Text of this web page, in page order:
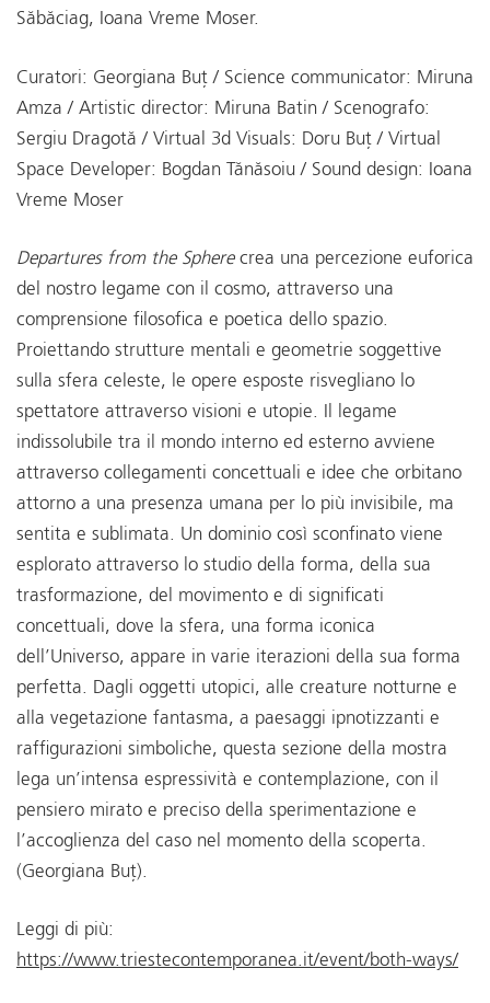
Săbăciag, Ioana Vreme Moser.
Curatori: Georgiana Buț / Science communicator: Miruna
Amza / Artistic director: Miruna Batin / Scenografo:
Sergiu Dragotă / Virtual 3d Visuals: Doru Buț / Virtual
Space Developer: Bogdan Tănăsoiu / Sound design: Ioana
Vreme Moser
Departures from the Spherecrea una percezione euforica
del nostro legame con il cosmo, attraverso una
comprensione filosofica e poetica dello spazio.
Proiettando strutture mentali e geometrie soggettive
sulla sfera celeste, le opere esposte risvegliano lo
spettatore attraverso visioni e utopie. Il legame
indissolubile tra il mondo interno ed esterno avviene
attraverso collegamenti concettuali e idee che orbitano
attorno a una presenza umana per lo più invisibile, ma
sentita e sublimata. Un dominio così sconfinato viene
esplorato attraverso lo studio della forma, della sua
trasformazione, del movimento e di significati
concettuali, dove la sfera, una forma iconica
dell’Universo, appare in varie iterazioni della sua forma
perfetta. Dagli oggetti utopici, alle creature notturne e
alla vegetazione fantasma, a paesaggi ipnotizzanti e
raffigurazioni simboliche, questa sezione della mostra
lega un’intensa espressività e contemplazione, con il
pensiero mirato e preciso della sperimentazione e
l’accoglienza del caso nel momento della scoperta.
(Georgiana Buț).
Leggi di più:
https://www.triestecontemporanea.it/event/both-ways/